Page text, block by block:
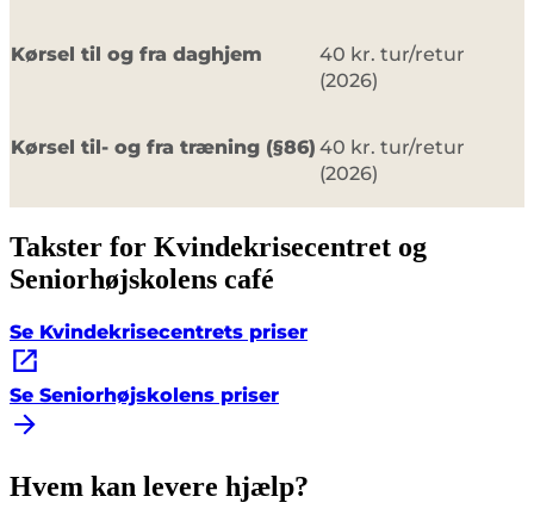
Kørsel til og fra daghjem
40 kr. tur/retur
(2026)
Kørsel til- og fra træning (§86) 40 kr. tur/retur
(2026)
Takster for Kvindekrisecentret og
Seniorhøjskolens café
Se Kvindekrisecentrets priser
Se Seniorhøjskolens priser
Hvem kan levere hjælp?